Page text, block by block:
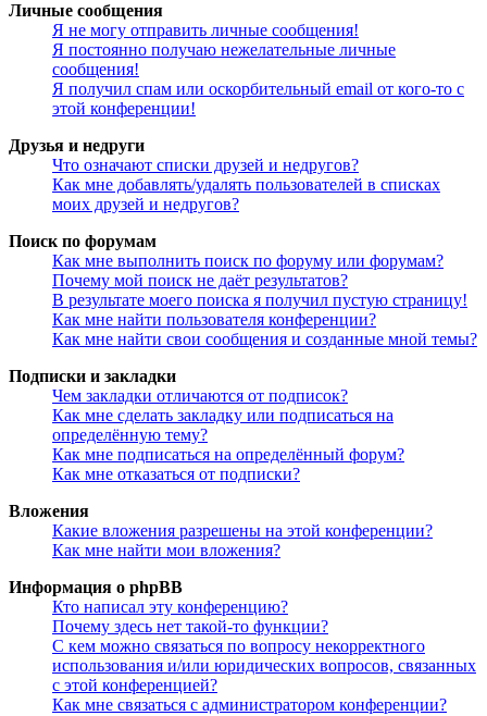
Личные сообщения
Я не могу отправить личные сообщения!
Я постоянно получаю нежелательные личные
сообщения!
Я получил спам или оскорбительный email от кого-то с
этой конференции!
Друзья и недруги
Что означают списки друзей и недругов?
Как мне добавлять/удалять пользователей в списках
моих друзей и недругов?
Поиск по форумам
Как мне выполнить поиск по форуму или форумам?
Почему мой поиск не даёт результатов?
В результате моего поиска я получил пустую страницу!
Как мне найти пользователя конференции?
Как мне найти свои сообщения и созданные мной темы?
Подписки и закладки
Чем закладки отличаются от подписок?
Как мне сделать закладку или подписаться на
определённую тему?
Как мне подписаться на определённый форум?
Как мне отказаться от подписки?
Вложения
Какие вложения разрешены на этой конференции?
Как мне найти мои вложения?
Информация о phpBB
Кто написал эту конференцию?
Почему здесь нет такой-то функции?
С кем можно связаться по вопросу некорректного
использования и/или юридических вопросов, связанных
с этой конференцией?
Как мне связаться с администратором конференции?